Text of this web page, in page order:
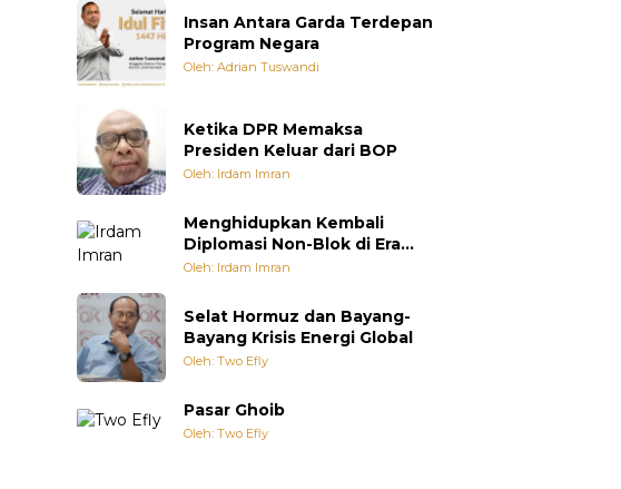
Insan Antara Garda Terdepan
Program Negara
Oleh: Adrian Tuswandi
Ketika DPR Memaksa
Presiden Keluar dari BOP
Oleh: Irdam Imran
Menghidupkan Kembali
Diplomasi Non-Blok di Era
Multipolar
Oleh: Irdam Imran
Selat Hormuz dan Bayang-
Bayang Krisis Energi Global
Oleh: Two Efly
Pasar Ghoib
Oleh: Two Efly